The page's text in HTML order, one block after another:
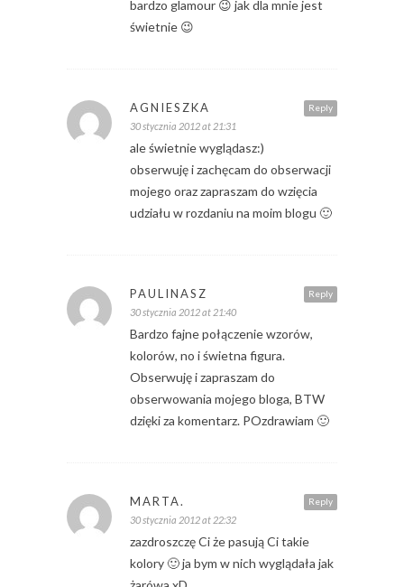
bardzo glamour 😉 jak dla mnie jest
świetnie 😉
Reply
AGNIESZKA
30 stycznia 2012 at 21:31
ale świetnie wyglądasz:)
obserwuję i zachęcam do obserwacji
mojego oraz zapraszam do wzięcia
udziału w rozdaniu na moim blogu 🙂
Reply
PAULINASZ
30 stycznia 2012 at 21:40
Bardzo fajne połączenie wzorów,
kolorów, no i świetna figura.
Obserwuję i zapraszam do
obserwowania mojego bloga, BTW
dzięki za komentarz. POzdrawiam 🙂
Reply
MARTA.
30 stycznia 2012 at 22:32
zazdroszczę Ci że pasują Ci takie
kolory 🙂 ja bym w nich wyglądała jak